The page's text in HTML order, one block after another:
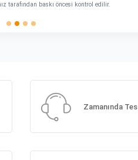
tarafından baskı öncesi kontrol edilir.
Zamanında